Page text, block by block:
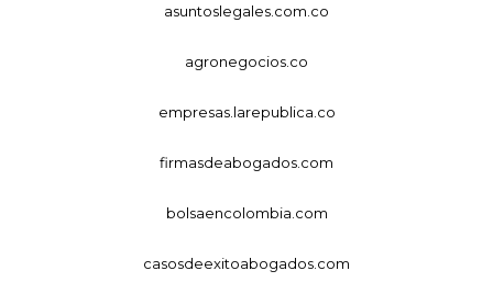
asuntoslegales.com.co
agronegocios.co
empresas.larepublica.co
firmasdeabogados.com
bolsaencolombia.com
casosdeexitoabogados.com